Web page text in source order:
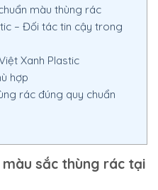
màu thùng rác
– Đối tác tin cậy trong
Xanh Plastic
hợp
rác đúng quy chuẩn
màu sắc thùng rác tại